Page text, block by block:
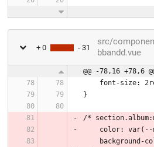
+ 0 - 31
src/
bbandd.vue
@@ -78,16 +78,6
font-size:
}
/*
color: